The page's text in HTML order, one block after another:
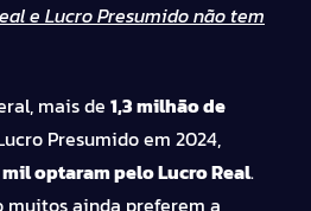
e Lucro Presumido não tem
mais de 1,3 milhão de
Presumido em 2024,
optaram pelo Lucro Real.
muitos ainda preferem a